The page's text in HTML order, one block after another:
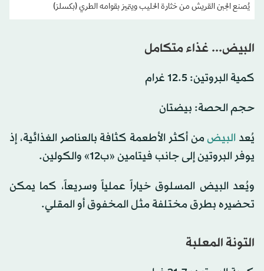
يُصنع الجبن القريش من خثارة الحليب ويتميز بقوامه الطري (بكسلز)
البيض... غذاء متكامل
كمية البروتين: 12.5 غرام
حجم الحصة: بيضتان
يُعد البيضمن أكثر الأطعمة كثافة بالعناصر الغذائية، إذ
يوفر البروتين إلى جانب فيتامين «ب12» والكولين.
ويُعد البيض المسلوق خياراً عملياً وسريعاً، كما يمكن
تحضيره بطرق مختلفة مثل المخفوق أو المقلي.
التونة المعلبة